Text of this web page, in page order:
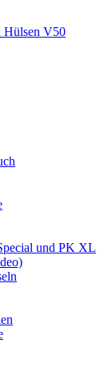
Hülsen V50
und PK XL